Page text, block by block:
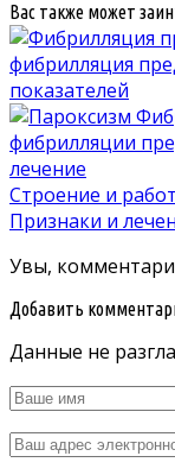
Вас также может
фибрилляция
показателей
фибрилляции
лечение
Строение и
Признаки и
Увы,
Добавить
Данные не